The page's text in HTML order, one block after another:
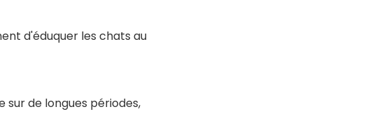
d'éduquer les chats au
de longues périodes,